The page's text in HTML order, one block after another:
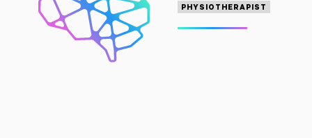
PHYSIOTHERAPIST